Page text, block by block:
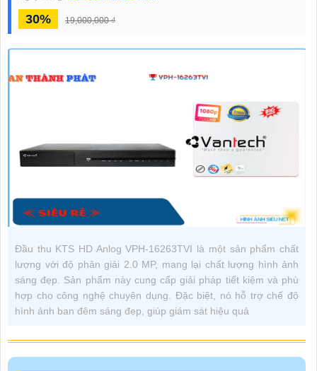
30% 19,000,000 ₫
Đầu thu KTS HD Anlog VPH-16263TVI là một sản phẩm chất
lượng với độ phân giải 2.0 MP, mang lại chất lượng hình ảnh
sáng đẹp. Sản phẩm này cung cấp giải pháp tiết kiệm và phù
hợp cho công nghệ chuyên dụng. Đặc biệt, nó hỗ trợ chế độ
hình ảnh ban đêm sáng đẹp, giúp giám sát hiệu quả